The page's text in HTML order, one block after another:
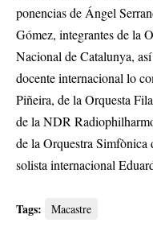
ponencias de Ángel
Gómez, integrantes de la
Nacional de Catalunya,
docente internacional lo
Piñeira, de la Orquesta
de la NDR
de la Orquestra Simfònica
solista internacional
Tags: Macastre